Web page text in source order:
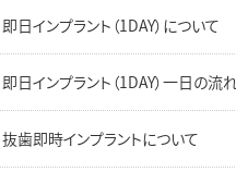
即日インプラント（1DAY）について
即日インプラント（1DAY）一日の流れ
抜歯即時インプラントについて